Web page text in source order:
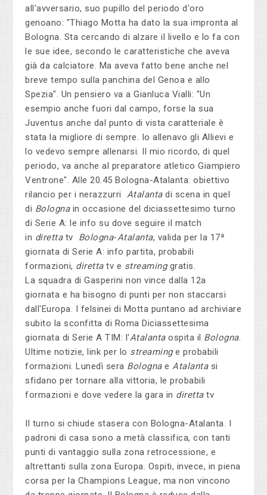
all'avversario, suo pupillo del periodo d'oro
genoano: "Thiago Motta ha dato la sua impronta al
Bologna. Sta cercando di alzare il livello e lo fa con
le sue idee, secondo le caratteristiche che aveva
già da calciatore. Ma aveva fatto bene anche nel
breve tempo sulla panchina del Genoa e allo
Spezia". Un pensiero va a Gianluca Vialli: "Un
esempio anche fuori dal campo, forse la sua
Juventus anche dal punto di vista caratteriale è
stata la migliore di sempre. Io allenavo gli Allievi e
lo vedevo sempre allenarsi. Il mio ricordo, di quel
periodo, va anche al preparatore atletico Giampiero
Ventrone". Alle 20.45 Bologna-Atalanta: obiettivo
rilancio per i nerazzurri
Atalantadi scena in quel
di Bolognain occasione del diciassettesimo turno
di Serie A: le info su dove seguire il match
in direttatv Bologna-Atalanta, valida per la 17ª
giornata di Serie A: info partita, probabili
formazioni, direttatv e streaminggratis.
La squadra di Gasperini non vince dalla 12a
giornata e ha bisogno di punti per non staccarsi
dall'Europa. I felsinei di Motta puntano ad archiviare
subito la sconfitta di RomaDiciassettesima
giornata di Serie A TIM: l'Atalantaospita il Bologna.
Ultime notizie, link per lo streaminge probabili
formazioni. Lunedì sera BolognaeAtalantasi
sfidano per tornare alla vittoria, le probabili
formazioni e dove vedere la gara in direttatv
Il turno si chiude stasera con Bologna-Atalanta. I
padroni di casa sono a metà classifica, con tanti
punti di vantaggio sulla zona retrocessione, e
altrettanti sulla zona Europa. Ospiti, invece, in piena
corsa per la Champions League, ma non vincono